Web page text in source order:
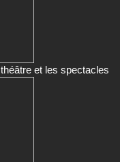
et les spectacles